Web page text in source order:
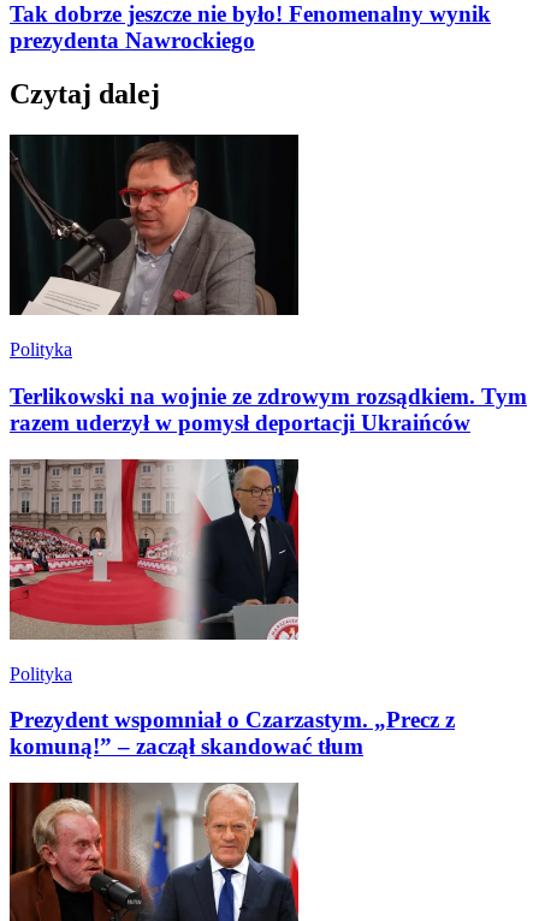
Tak dobrze jeszcze nie było! Fenomenalny wynik
prezydenta Nawrockiego
Czytaj dalej
Polityka
Terlikowski na wojnie ze zdrowym rozsądkiem. Tym
razem uderzył w pomysł deportacji Ukraińców
Polityka
Prezydent wspomniał o Czarzastym. „Precz z
komuną!” – zaczął skandować tłum